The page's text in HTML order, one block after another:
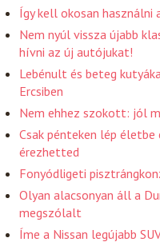
Így kell okosan használni
Nem nyúl vissza újabb
hívni az új autójukat!
Lebénult és beteg
Ercsiben
Nem ehhez szokott: jól
Csak pénteken lép
érezhetted
Fonyódligeti
Olyan alacsonyan áll a
megszólalt
Íme a Nissan legújabb